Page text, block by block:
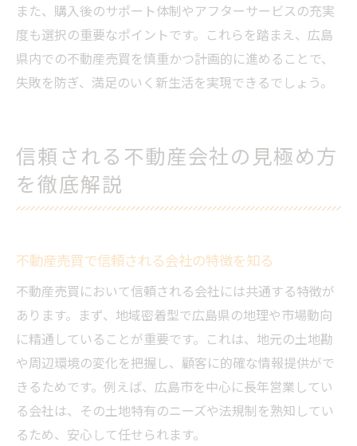
また、購入後のサポート体制やアフターサービスの充実
度も選択の重要なポイントです。これらを踏まえ、広島
県内での不動産売買を慎重かつ計画的に進めることで、
失敗を防ぎ、満足のいく新生活を実現できるでしょう。
信頼される不動産会社の見極め方
を徹底解説
不動産売買で信頼される会社の特徴を知る
不動産売買において信頼される会社には共通する特徴が
あります。まず、地域密着型で広島県の地理や市場動向
に精通していることが重要です。これは、地元の土地勘
や周辺環境の変化を把握し、顧客に的確な情報提供がで
きるためです。例えば、広島市を中心に長年営業してい
る会社は、その土地特有のニーズや法規制を熟知してい
るため、安心して任せられます。